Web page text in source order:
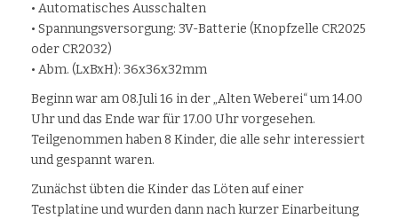
• Automatisches Ausschalten
• Spannungsversorgung: 3V-Batterie (Knopfzelle CR2025
oder CR2032)
• Abm. (LxBxH): 36x36x32mm
Beginn war am 08.Juli 16 in der „Alten Weberei“ um 14.00
Uhr und das Ende war für 17.00 Uhr vorgesehen.
Teilgenommen haben 8 Kinder, die alle sehr interessiert
und gespannt waren.
Zunächst übten die Kinder das Löten auf einer
Testplatine und wurden dann nach kurzer Einarbeitung